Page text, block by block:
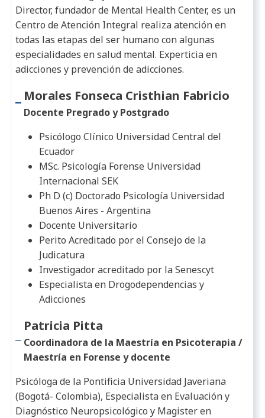
Director, fundador de Mental Health Center, es un
Centro de Atención Integral realiza atención en
todas las etapas del ser humano con algunas
especialidades en salud mental. Experticia en
adicciones y prevención de adicciones.
Morales Fonseca Cristhian Fabricio
Docente Pregrado y Postgrado
Psicólogo Clínico Universidad Central del
Ecuador
MSc. Psicología Forense Universidad
Internacional SEK
Ph D (c) Doctorado Psicología Universidad
Buenos Aires - Argentina
Docente Universitario
Perito Acreditado por el Consejo de la
Judicatura
Investigador acreditado por la Senescyt
Especialista en Drogodependencias y
Adicciones
Patricia Pitta
Coordinadora de la Maestría en Psicoterapia /
Maestría en Forense y docente
Psicóloga de la Pontificia Universidad Javeriana
(Bogotá- Colombia), Especialista en Evaluación y
Diagnóstico Neuropsicológico y Magister en